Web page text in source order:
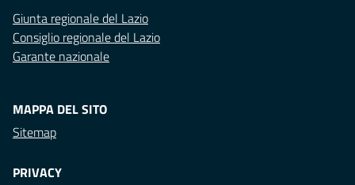
Giunta regionale del Lazio
Consiglio regionale del Lazio
Garante nazionale
MAPPA DEL SITO
Sitemap
PRIVACY